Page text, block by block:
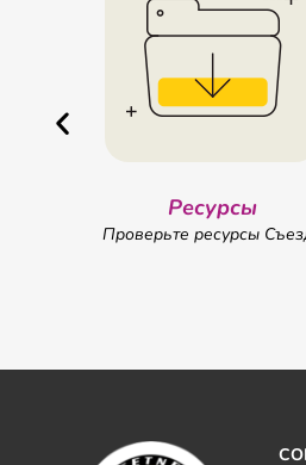
Ресурсы
Проверьте ресурсы